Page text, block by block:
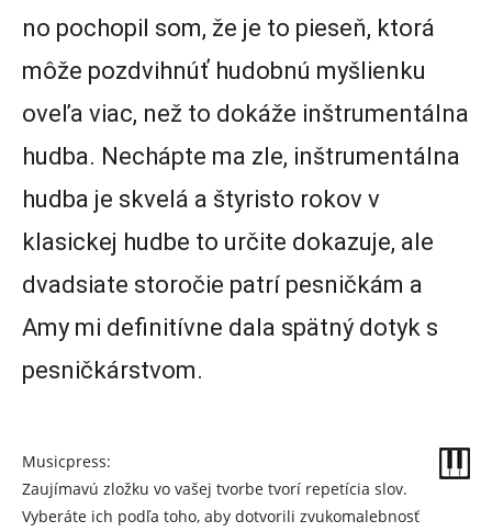
no pochopil som, že je to pieseň, ktorá
môže pozdvihnúť hudobnú myšlienku
oveľa viac, než to dokáže inštrumentálna
hudba. Nechápte ma zle, inštrumentálna
hudba je skvelá a štyristo rokov v
klasickej hudbe to určite dokazuje, ale
dvadsiate storočie patrí pesničkám a
Amy mi definitívne dala spätný dotyk s
pesničkárstvom.
Musicpress:
Zaujímavú zložku vo vašej tvorbe tvorí repetícia slov.
Vyberáte ich podľa toho, aby dotvorili zvukomalebnosť